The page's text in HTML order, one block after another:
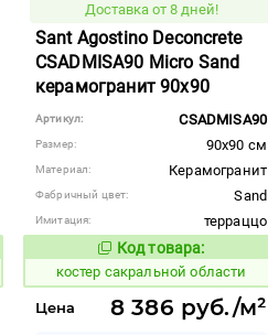
Доставка от 8 дней!
Sant Agostino Deconcrete
CSADMISA90 Micro Sand
керамогранит 90x90
Артикул: CSADMISA90
Размер: 90x90 см
Материал: Керамогранит
Фабричный цвет: Sand
Имитация:
терраццо
Код товара:
806938 Код товара:
костер сакральной области
Цена 8 386 руб./м²